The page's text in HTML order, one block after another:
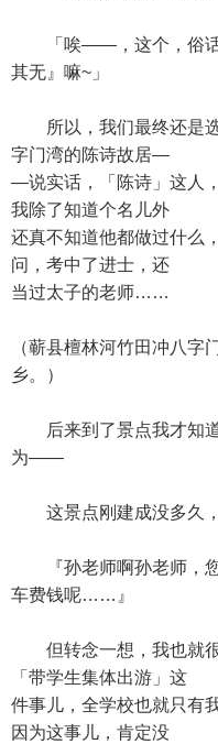
「唉——，这个，俗话
其无』嘛~」
所以，我们最终还是选
字门湾的陈诗故居—
—说实话，「陈诗」这人
我除了知道个名儿外
还真不知道他都做过什么
问，考中了进士，还
当过太子的老师……
（蕲县檀林河竹田冲八
乡。）
后来到了景点我才知道
为——
这景点刚建成没多久
『孙老师啊孙老师，您
车费钱呢……』
但转念一想，我也就
「带学生集体出游」这
件事儿，全学校也就只有
因为这事儿，肯定没